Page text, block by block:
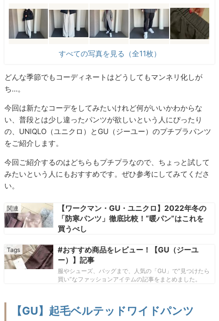
すべての写真を見る（全11枚）
どんな季節でもコーディネートはどうしてもマンネリ化しが
ち…。
今回は新たなコーデをしてみたいけれど何がいいかわからな
い、普段とは少し違ったパンツが欲しいという人にぴったり
の、UNIQLO（ユニクロ）とGU（ジーユー）のプチプラパンツ
をご紹介します。
今回ご紹介するのはどちらもプチプラなので、ちょっと試して
みたいという人にもおすすめです。ぜひ参考にしてみてくださ
い。
【ワークマン・GU・ユニクロ】2022年冬の
「防寒パンツ」徹底比較！“暖パン”はこれを
買うべし
#おすすめ商品をレビュー！【GU（ジーユ
ー）】記事
服やシューズ、バッグまで、人気の「GU」で“見つけたら
買い”なファッションアイテムの記事をまとめました。
【GU】起毛ベルテッドワイドパンツ